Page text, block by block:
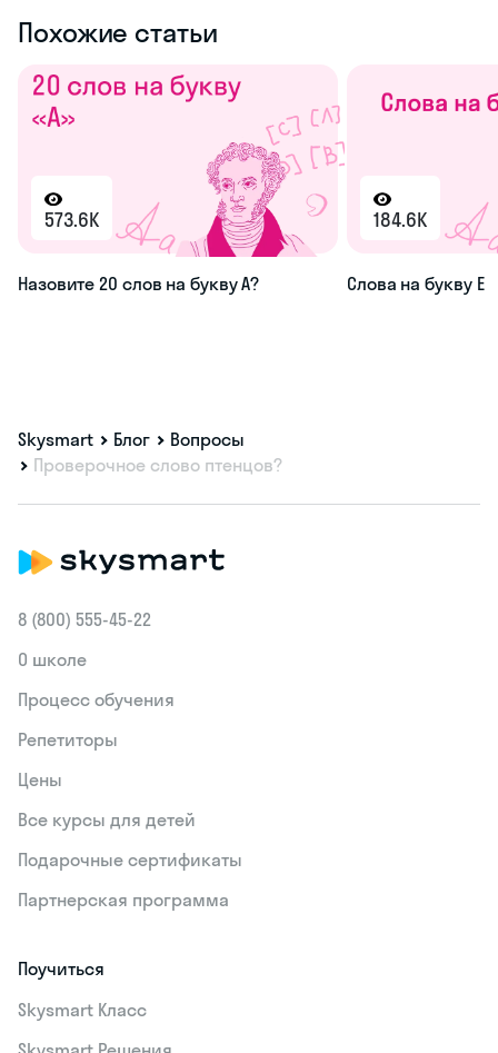
Похожие статьи
573.6K
Назовите 20 слов на букву А?
184.6K
Слова на букву Е
Skysmart Блог
Вопросы
Проверочное слово птенцов?
8 (800) 555‑45-22
О школе
Процесс обучения
Репетиторы
Цены
Все курсы для детей
Подарочные сертификаты
Партнерская программа
Поучиться
Skysmart Класс